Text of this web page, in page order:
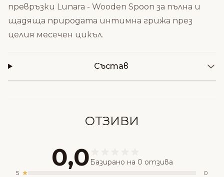
превръзки Lunara - Wooden Spoon за пълна и
щадяща природата интимна грижа през
целия месечен цикъл.
Състав
ОТЗИВИ
0,0 Базирано на 0 отзива
5
0